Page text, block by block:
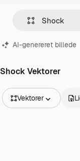
AI-genereret billede
Shock Vektorer
Vektorer